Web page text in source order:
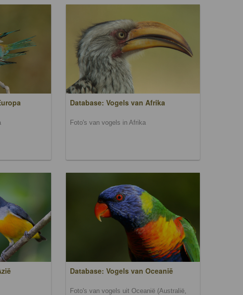
Database: Vogels van Afrika
Foto's van vogels in Afrika
Database: Vogels van Oceanië
Foto's van vogels uit Oceanië (Australië,